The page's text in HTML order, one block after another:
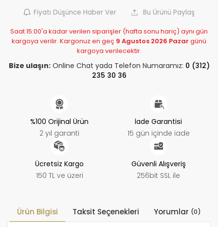
Fiyatı Düşünce Haber Ver Bu Ürünü Paylaş
Saat 15:00'a kadar verilen siparişler (hafta sonu hariç) aynı gün
kargoya verilir. Kargonuz en geç 9 Agustos 2026 Pazar günü
kargoya verilecektir.
Bize ulaşın:Online Chat yada Telefon Numaramız: 0 (312)
235 30 36
%100 Orijinal Ürün
2 yıl garanti
İade Garantisi
15 gün içinde iade
Ücretsiz Kargo
150 TL ve üzeri
Güvenli Alışveriş
256bit SSL ile
Ürün Bilgisi Taksit Seçenekleri Yorumlar (0)